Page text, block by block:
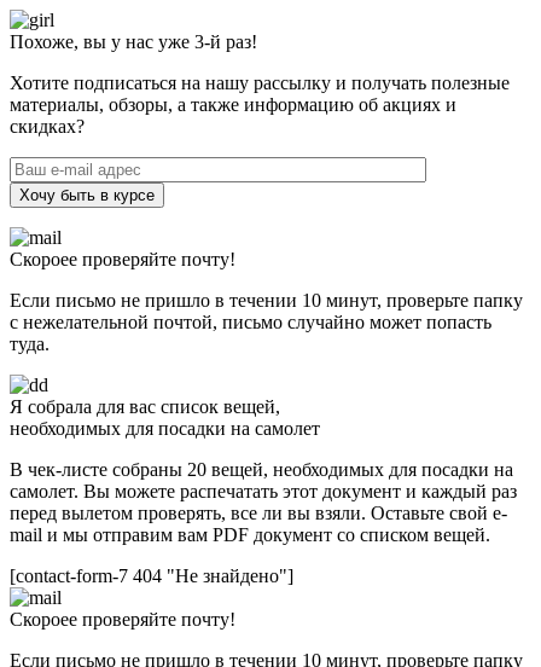
Похоже, вы у нас уже 3-й раз!
Хотите подписаться на нашу рассылку и получать полезные
материалы, обзоры, а также информацию об акциях и
скидках?
Хочу быть в курсе
Скороее проверяйте почту!
Если письмо не пришло в течении 10 минут, проверьте папку
с нежелательной почтой, письмо случайно может попасть
туда.
Я собрала для вас список вещей,
необходимых для посадки на самолет
В чек-листе собраны 20 вещей, необходимых для посадки на
самолет. Вы можете распечатать этот документ и каждый раз
перед вылетом проверять, все ли вы взяли. Оставьте свой e-
mail и мы отправим вам PDF документ со списком вещей.
[contact-form-7 404 "Не знайдено"]
Скороее проверяйте почту!
Если письмо не пришло в течении 10 минут, проверьте папку